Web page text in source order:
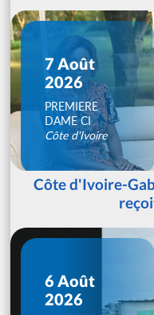
7 Août
2026
PREMIERE
DAME CI
Côte d'Ivoire
Côte d'Ivoire-
6 Août
2026